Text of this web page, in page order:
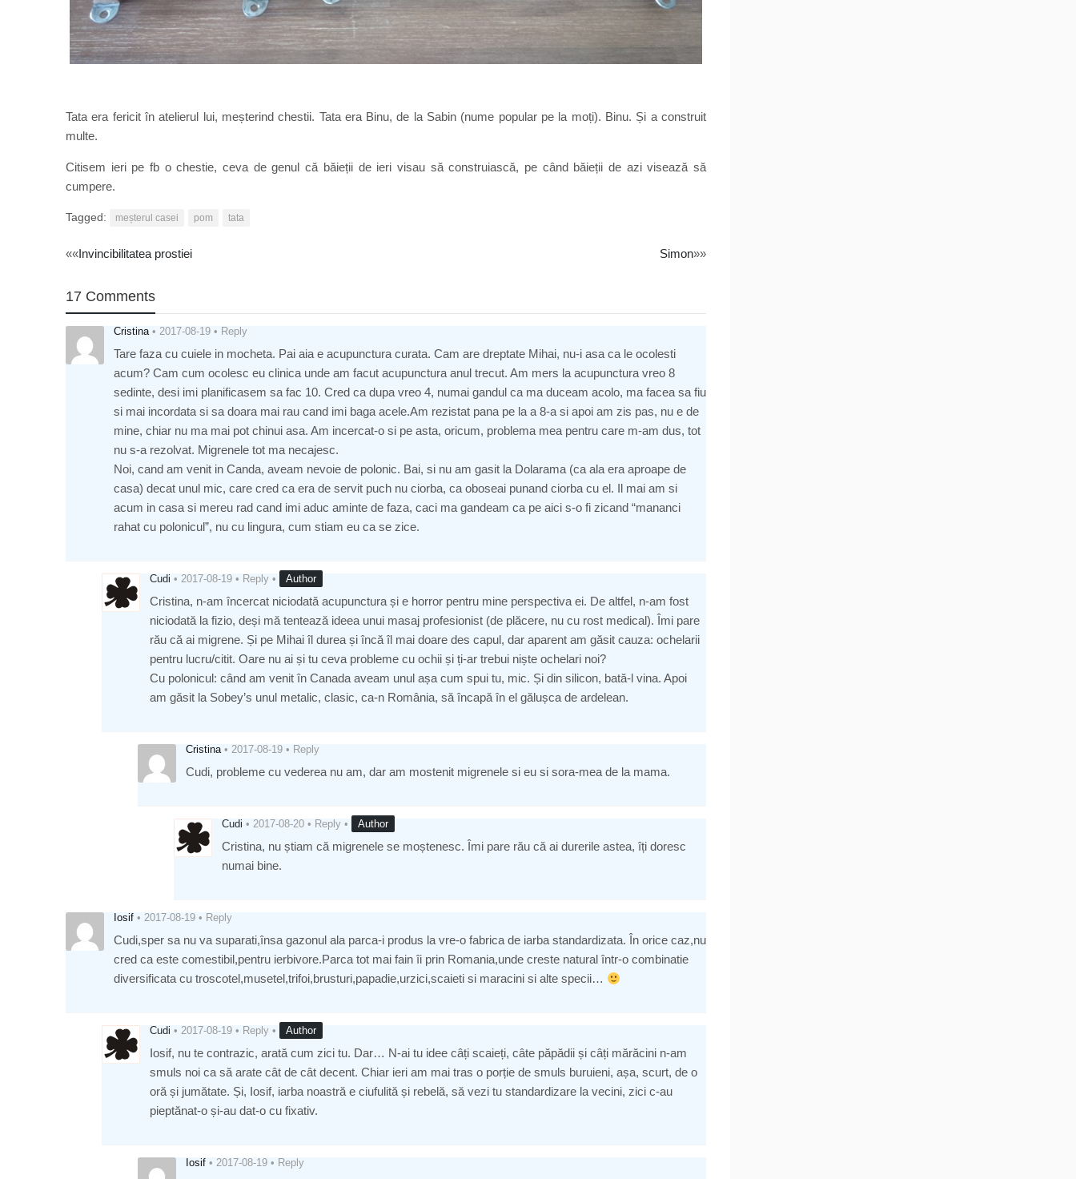
Tata era fericit în atelierul lui, meșterind chestii. Tata era Binu, de la Sabin (nume popular pe la moți). Binu. Și a construit
multe.
Citisem ieri pe fb o chestie, ceva de genul că băieții de ieri visau să construiască, pe când băieții de azi visează să
cumpere.
Tagged: meșterul casei pom tata
Post
navigation
««Invincibilitatea prostiei Simon»»
17 Comments
Cristina • 2017-08-19 • Reply
Tare faza cu cuiele in mocheta. Pai aia e acupunctura curata. Cam are dreptate Mihai, nu-i asa ca le ocolesti
acum? Cam cum ocolesc eu clinica unde am facut acupunctura anul trecut. Am mers la acupunctura vreo 8
sedinte, desi imi planificasem sa fac 10. Cred ca dupa vreo 4, numai gandul ca ma duceam acolo, ma facea sa fiu
si mai incordata si sa doara mai rau cand imi baga acele.Am rezistat pana pe la a 8-a si apoi am zis pas, nu e de
mine, chiar nu ma mai pot chinui asa. Am incercat-o si pe asta, oricum, problema mea pentru care m-am dus, tot
nu s-a rezolvat. Migrenele tot ma necajesc.
Noi, cand am venit in Canda, aveam nevoie de polonic. Bai, si nu am gasit la Dolarama (ca ala era aproape de
casa) decat unul mic, care cred ca era de servit puch nu ciorba, ca oboseai punand ciorba cu el. Il mai am si
acum in casa si mereu rad cand imi aduc aminte de faza, caci ma gandeam ca pe aici s-o fi zicand “mananci
rahat cu polonicul”, nu cu lingura, cum stiam eu ca se zice.
Cudi • 2017-08-19 • Reply • Author
Cristina, n-am încercat niciodată acupunctura și e horror pentru mine perspectiva ei. De altfel, n-am fost
niciodată la fizio, deși mă tentează ideea unui masaj profesionist (de plăcere, nu cu rost medical). Îmi pare
rău că ai migrene. Și pe Mihai îl durea și încă îl mai doare des capul, dar aparent am găsit cauza: ochelarii
pentru lucru/citit. Oare nu ai și tu ceva probleme cu ochii și ți-ar trebui niște ochelari noi?
Cu polonicul: când am venit în Canada aveam unul așa cum spui tu, mic. Și din silicon, bată-l vina. Apoi
am găsit la Sobey’s unul metalic, clasic, ca-n România, să încapă în el gălușca de ardelean.
Cristina • 2017-08-19 • Reply
Cudi, probleme cu vederea nu am, dar am mostenit migrenele si eu si sora-mea de la mama.
Cudi • 2017-08-20 • Reply • Author
Cristina, nu știam că migrenele se moștenesc. Îmi pare rău că ai durerile astea, îți doresc
numai bine.
Iosif • 2017-08-19 • Reply
Cudi,sper sa nu va suparati,însa gazonul ala parca-i produs la vre-o fabrica de iarba standardizata. În orice caz,nu
cred ca este comestibil,pentru ierbivore.Parca tot mai fain îi prin Romania,unde creste natural într-o combinatie
diversificata cu troscotel,musetel,trifoi,brusturi,papadie,urzici,scaieti si maracini si alte specii…
Cudi • 2017-08-19 • Reply • Author
Iosif, nu te contrazic, arată cum zici tu. Dar… N-ai tu idee câți scaieți, câte păpădii și câți mărăcini n-am
smuls noi ca să arate cât de cât decent. Chiar ieri am mai tras o porție de smuls buruieni, așa, scurt, de o
oră și jumătate. Și, Iosif, iarba noastră e ciufulită și rebelă, să vezi tu standardizare la vecini, zici c-au
pieptănat-o și-au dat-o cu fixativ.
Iosif • 2017-08-19 • Reply